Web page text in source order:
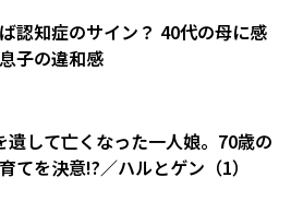
認知症のサイン？ 40代の母に感
子の違和感
遺して亡くなった一人娘。70歳の
てを決意!?／ハルとゲン（1）